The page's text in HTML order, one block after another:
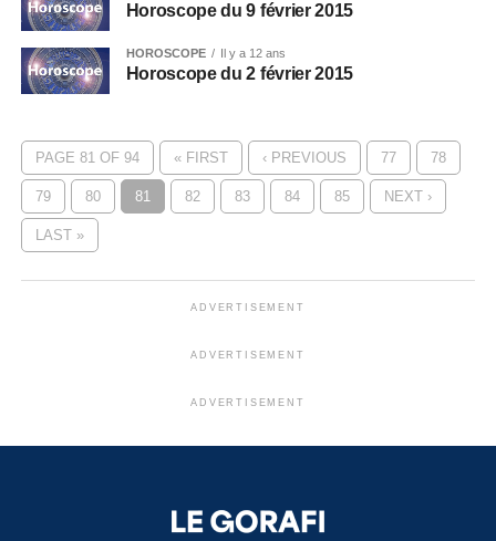
Horoscope du 9 février 2015
HOROSCOPE Il y a 12 ans
Horoscope du 2 février 2015
PAGE 81 OF 94 « FIRST ‹ PREVIOUS 77 78
79 80 81 82 83 84 85 NEXT ›
LAST »
ADVERTISEMENT
ADVERTISEMENT
ADVERTISEMENT